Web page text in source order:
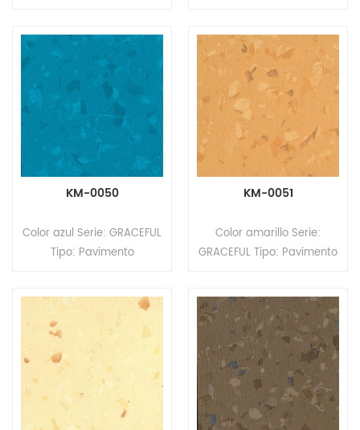
2,0 mm (espesor) x 2,0 m
(ancho) x 20 m (largo).
Superficie: revestimiento
2,0 mm (espesor) x 2,0 m
(ancho) x 20 m (largo).
Superficie: revestimiento
PUR
KM-0050
Color azul Serie: GRACEFUL
Tipo: Pavimento
2,0 mm (espesor) x 2,0 m
(ancho) x 20 m (largo).
Superficie: revestimiento
PUR
KM-0051
Color amarillo Serie:
GRACEFUL Tipo: Pavimento
2,0 mm (espesor) x 2,0 m
(ancho) x 20 m (largo).
Superficie: revestimiento
PUR